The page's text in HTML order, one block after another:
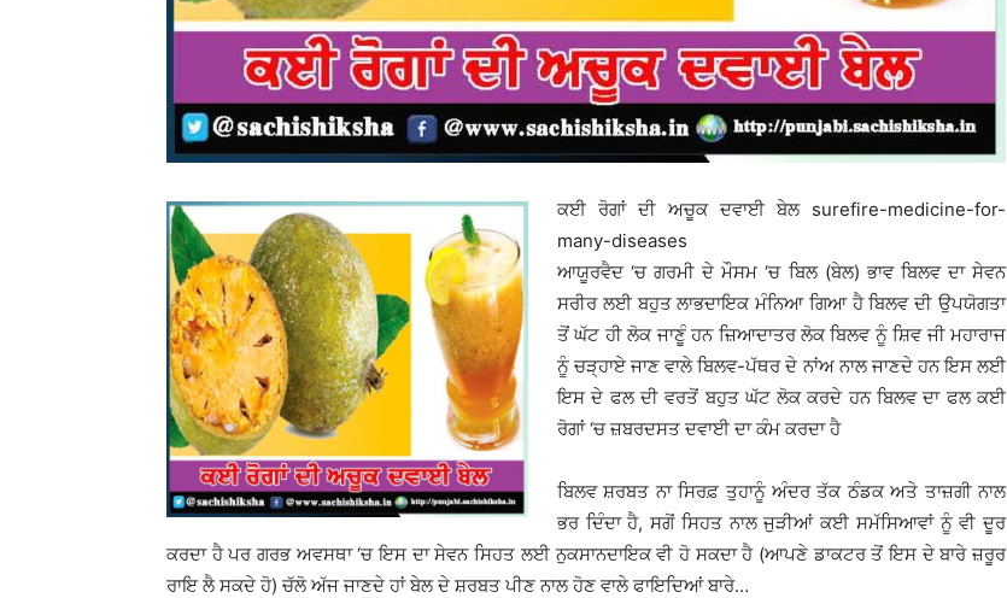
ਕਈ ਰੋਗਾਂ ਦੀ ਅਚੂਕ ਦਵਾਈ ਬੇਲ surefire-medicine-for-
many-diseases
ਆਯੂਰਵੈਦ ‘ਚ ਗਰਮੀ ਦੇ ਮੌਸਮ ‘ਚ ਬਿਲ (ਬੇਲ) ਭਾਵ ਬਿਲਵ ਦਾ ਸੇਵਨ
ਸਰੀਰ ਲਈ ਬਹੁਤ ਲਾਭਦਾਇਕ ਮੰਨਿਆ ਗਿਆ ਹੈ ਬਿਲਵ ਦੀ ਉਪਯੋਗਤਾ
ਤੋਂ ਘੱਟ ਹੀ ਲੋਕ ਜਾਣੂੰ ਹਨ ਜ਼ਿਆਦਾਤਰ ਲੋਕ ਬਿਲਵ ਨੂੰ ਸ਼ਿਵ ਜੀ ਮਹਾਰਾਜ
ਨੂੰ ਚੜ੍ਹਾਏ ਜਾਣ ਵਾਲੇ ਬਿਲਵ-ਪੱਥਰ ਦੇ ਨਾਂਅ ਨਾਲ ਜਾਣਦੇ ਹਨ ਇਸ ਲਈ
ਇਸ ਦੇ ਫਲ ਦੀ ਵਰਤੋਂ ਬਹੁਤ ਘੱਟ ਲੋਕ ਕਰਦੇ ਹਨ ਬਿਲਵ ਦਾ ਫਲ ਕਈ
ਰੋਗਾਂ ‘ਚ ਜ਼ਬਰਦਸਤ ਦਵਾਈ ਦਾ ਕੰਮ ਕਰਦਾ ਹੈ
ਬਿਲਵ ਸ਼ਰਬਤ ਨਾ ਸਿਰਫ਼ ਤੁਹਾਨੂੰ ਅੰਦਰ ਤੱਕ ਠੰਡਕ ਅਤੇ ਤਾਜ਼ਗੀ ਨਾਲ
ਭਰ ਦਿੰਦਾ ਹੈ, ਸਗੋਂ ਸਿਹਤ ਨਾਲ ਜੁੜੀਆਂ ਕਈ ਸਮੱਸਿਆਵਾਂ ਨੂੰ ਵੀ ਦੂਰ
ਕਰਦਾ ਹੈ ਪਰ ਗਰਭ ਅਵਸਥਾ ‘ਚ ਇਸ ਦਾ ਸੇਵਨ ਸਿਹਤ ਲਈ ਨੁਕਸਾਨਦਾਇਕ ਵੀ ਹੋ ਸਕਦਾ ਹੈ (ਆਪਣੇ ਡਾਕਟਰ ਤੋਂ ਇਸ ਦੇ ਬਾਰੇ ਜ਼ਰੂਰ
ਰਾਇ ਲੈ ਸਕਦੇ ਹੋ) ਚੱਲੋ ਅੱਜ ਜਾਣਦੇ ਹਾਂ ਬੇਲ ਦੇ ਸ਼ਰਬਤ ਪੀਣ ਨਾਲ ਹੋਣ ਵਾਲੇ ਫਾਇਦਿਆਂ ਬਾਰੇ…